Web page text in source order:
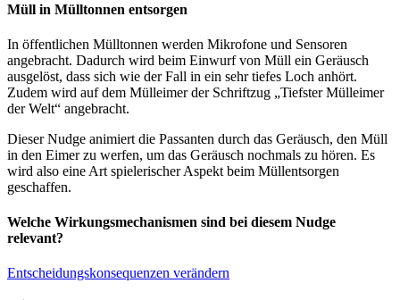
Müll in Mülltonnen entsorgen
In öffentlichen Mülltonnen werden Mikrofone und Sensoren
angebracht. Dadurch wird beim Einwurf von Müll ein Geräusch
ausgelöst, dass sich wie der Fall in ein sehr tiefes Loch anhört.
Zudem wird auf dem Mülleimer der Schriftzug „Tiefster Mülleimer
der Welt“ angebracht.
Dieser Nudge animiert die Passanten durch das Geräusch, den Müll
in den Eimer zu werfen, um das Geräusch nochmals zu hören. Es
wird also eine Art spielerischer Aspekt beim Müllentsorgen
geschaffen.
Welche Wirkungsmechanismen sind bei diesem Nudge
relevant?
Entscheidungskonsequenzen verändern